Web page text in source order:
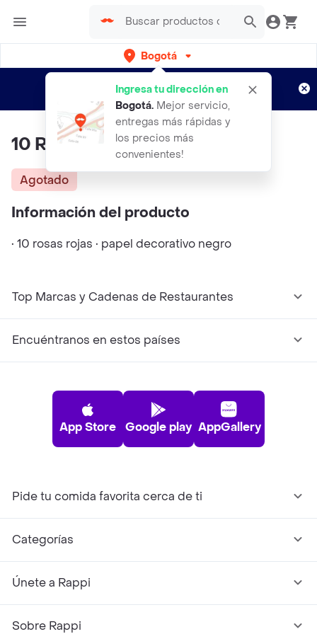
Bogotá
Ingresa tu dirección en
Bogotá. Mejor servicio,
entregas más rápidas y
los precios más
convenientes!
envíos gratis por semanas
Aplican TyC
10 Rosas Rojas
Agotado
Información del producto
• 10 rosas rojas • papel decorativo negro
Top Marcas y Cadenas de Restaurantes
Encuéntranos en estos países
App Store Google play AppGallery
Pide tu comida favorita cerca de ti
Categorías
Únete a Rappi
Sobre Rappi